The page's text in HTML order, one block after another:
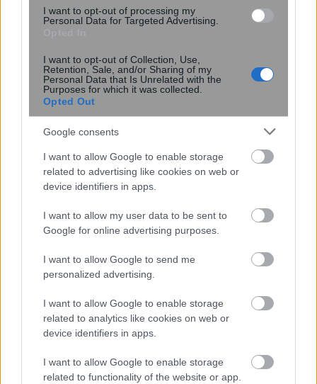
I want to opt-out of processing my
Personal Data for Targeted Advertising.
I want to opt-out of Collection, Use,
Retention, Sale, and/or Sharing of my
Personal Data that Is Unrelated with the
Purposes for which it was collected.
Opted Out
Google consents
I want to allow Google to enable storage
related to advertising like cookies on web or
device identifiers in apps.
I want to allow my user data to be sent to
Google for online advertising purposes.
I want to allow Google to send me
personalized advertising.
I want to allow Google to enable storage
related to analytics like cookies on web or
device identifiers in apps.
I want to allow Google to enable storage
related to functionality of the website or app.
Νέα εποχή στη θεραπεία του
μεταστατικού τριπλά αρνητικού
καρκίνου του μαστού
Φαγούρα στα αυτιά: Οι πιο κοινές
αιτίες σε παιδιά και ενήλικες – Πότε